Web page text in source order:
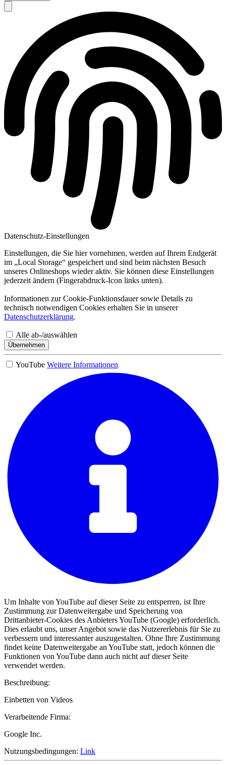
Datenschutz-Einstellungen
Einstellungen, die Sie hier vornehmen, werden auf Ihrem Endgerät
im „Local Storage“ gespeichert und sind beim nächsten Besuch
unseres Onlineshops wieder aktiv. Sie können diese Einstellungen
jederzeit ändern (Fingerabdruck-Icon links unten).
Informationen zur Cookie-Funktionsdauer sowie Details zu
technisch notwendigen Cookies erhalten Sie in unserer
Datenschutzerklärung.
Alle ab-/auswählen
Übernehmen
YouTube Weitere Informationen
Um Inhalte von YouTube auf dieser Seite zu entsperren, ist Ihre
Zustimmung zur Datenweitergabe und Speicherung von
Drittanbieter-Cookies des Anbieters YouTube (Google) erforderlich.
Dies erlaubt uns, unser Angebot sowie das Nutzererlebnis für Sie zu
verbessern und interessanter auszugestalten. Ohne Ihre Zustimmung
findet keine Datenweitergabe an YouTube statt, jedoch können die
Funktionen von YouTube dann auch nicht auf dieser Seite
verwendet werden.
Beschreibung:
Einbetten von Videos
Verarbeitende Firma:
Google Inc.
Nutzungsbedingungen: Link